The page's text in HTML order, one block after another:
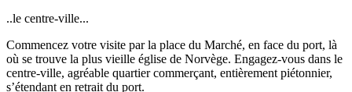
..le centre-ville...
Commencez votre visite par la place du Marché, en face du port, là
où se trouve la plus vieille église de Norvège. Engagez-vous dans le
centre-ville, agréable quartier commerçant, entièrement piétonnier,
s’étendant en retrait du port.